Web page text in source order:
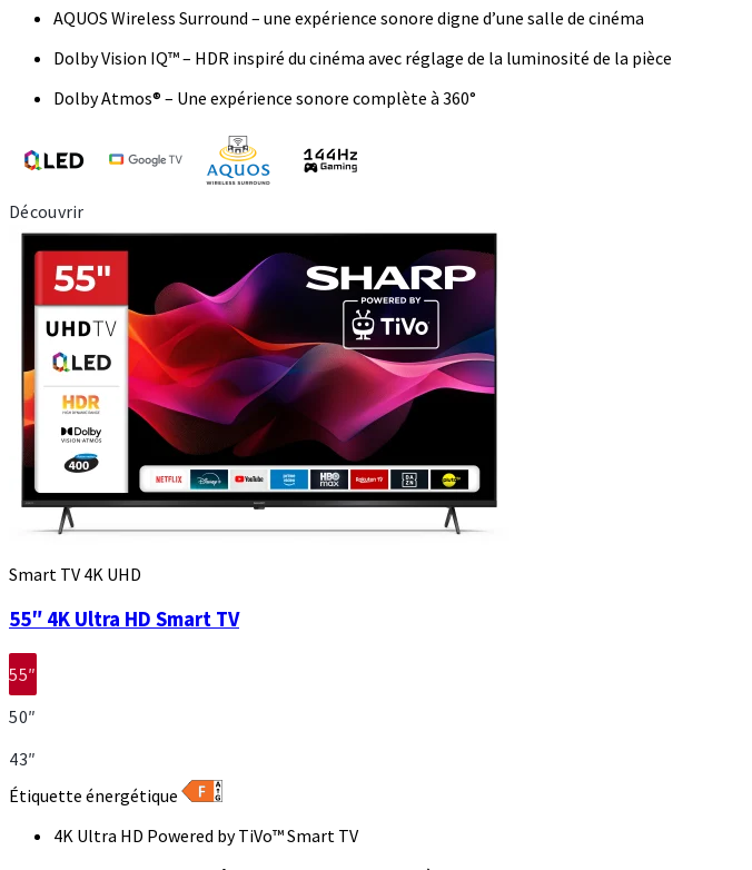
AQUOS Wireless Surround – une expérience sonore digne d’une salle de cinéma
Dolby Vision IQ™ – HDR inspiré du cinéma avec réglage de la luminosité de la pièce
Dolby Atmos® – Une expérience sonore complète à 360°
Découvrir
Smart TV 4K UHD
55″ 4K Ultra HD Smart TV
55″
50″
43″
Étiquette énergétique
4K Ultra HD Powered by TiVo™ Smart TV